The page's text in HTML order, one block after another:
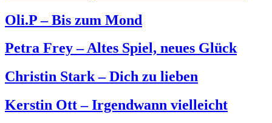
Oli.P – Bis zum Mond
Petra Frey – Altes Spiel, neues Glück
Christin Stark – Dich zu lieben
Kerstin Ott – Irgendwann vielleicht